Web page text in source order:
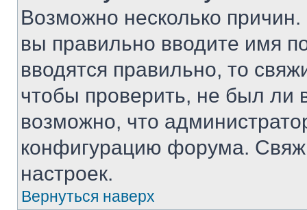
Возможно несколько
вы правильно вводите имя
вводятся правильно, то
чтобы проверить, не был ли
возможно, что
конфигурацию форума.
настроек.
Вернуться наверх